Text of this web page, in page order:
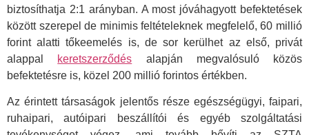
biztosíthatja 2:1 arányban. A most jóváhagyott befektetések
között szerepel de minimis feltételeknek megfelelő, 60 millió
forint alatti tőkeemelés is, de sor kerülhet az első, privát
alappal
keretszerződés alapján megvalósuló közös
befektetésre is, közel 200 millió forintos értékben.
Az érintett társaságok jelentős része egészségügyi, faipari,
ruhaipari, autóipari beszállítói és egyéb szolgáltatási